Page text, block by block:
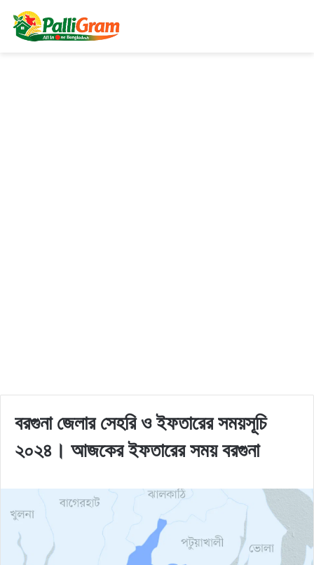
বরগুনা জেলার সেহরি ও ইফতারের সময়সূচি
২০২৪। আজকের ইফতারের সময় বরগুনা